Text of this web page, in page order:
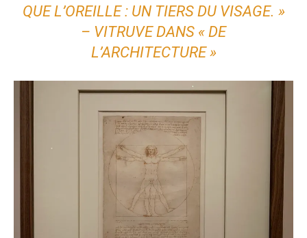
QUE L’OREILLE : UN TIERS DU VISAGE. »
– VITRUVE DANS « DE
L’ARCHITECTURE »